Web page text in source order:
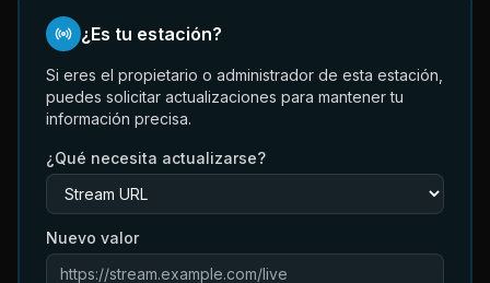
¿Es tu estación?
Si eres el propietario o administrador de esta estación,
puedes solicitar actualizaciones para mantener tu
información precisa.
¿Qué necesita actualizarse?
Nuevo valor